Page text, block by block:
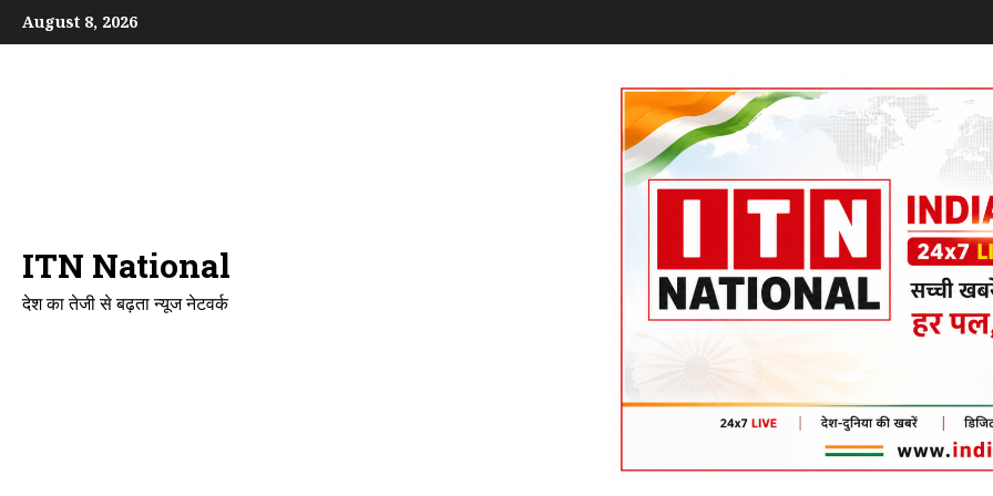
Skip
to
August 8, 2026
ITN National
देश का तेजी से बढ़ता न्यूज नेटवर्क